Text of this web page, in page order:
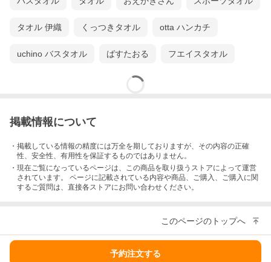
タオル 伊織 くっつきタオル otta ハンカチ
uchino バスタオル ばすたおる フエイスタオル
掲載情報について
・掲載している情報の精度には万全を期しておりますが、その内容の正確
性、安全性、有用性を保証するものではありません。
・現在ご覧になっているページは、この商品を取り扱うストアによって運営
されています。 ページに記載されている内容や商品、ご購入 、ご購入に関
するご質問は、直接各ストアにお問い合わせください。
このページのトップへ
予約注文する